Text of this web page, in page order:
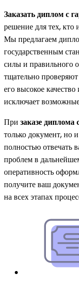
Заказать диплом с
решение для тех,
Мы предлагаем
государственным
силы и правильного
тщательно
его высокое качество
исключает
При заказе диплома
только документ, но
полностью отвечать
проблем в
оперативность
получите ваш
на всех этапах